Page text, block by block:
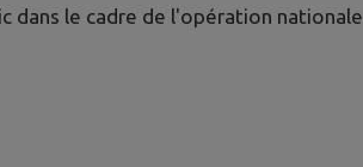
dans le cadre de l'opération nationale